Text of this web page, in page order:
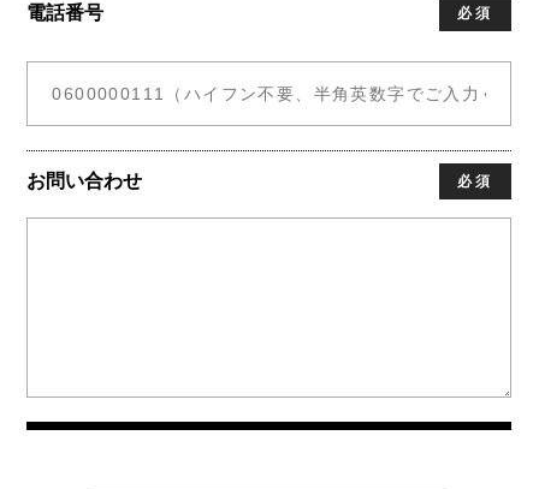
電話番号 必須
お問い合わせ 必須